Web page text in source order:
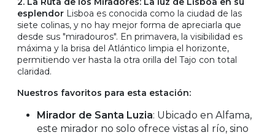
esplendor Lisboa es conocida como la ciudad de las
siete colinas, y no hay mejor forma de apreciarla que
desde sus "miradouros". En primavera, la visibilidad es
máxima y la brisa del Atlántico limpia el horizonte,
permitiendo ver hasta la otra orilla del Tajo con total
claridad.
Nuestros favoritos para esta estación:
Mirador de Santa Luzia: Ubicado en Alfama,
este mirador no solo ofrece vistas al río, sino